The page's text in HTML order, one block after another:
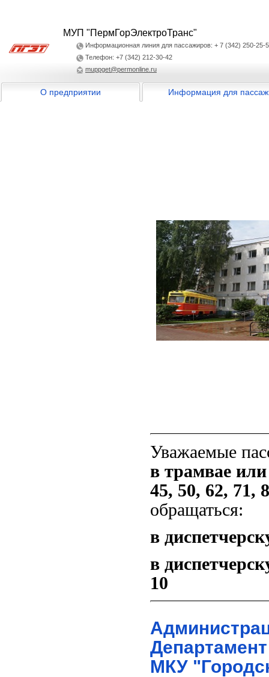
МУП "ПермГорЭлектроТранс"
Информационная линия для пассажиров: + 7 (342) 250-25-
Телефон: +7 (342) 212-30-42
muppget@permonline.ru
О предприятии Информация для
Уважаемые
в трамвае
45, 50, 62, 71,
обращаться:
в
в
10
МКУ